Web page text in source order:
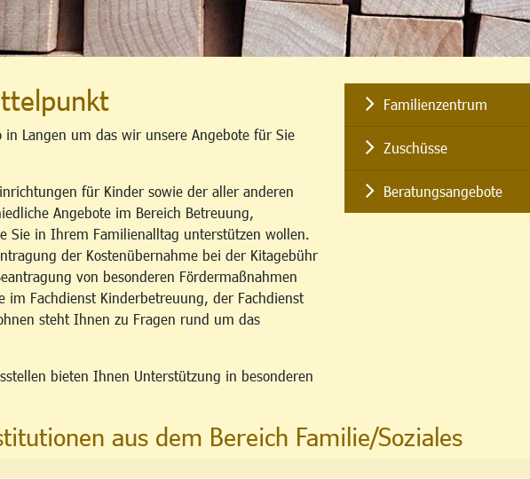
in Langen um das wir unsere Angebote für Sie
für Kinder sowie der aller anderen
Angebote im Bereich Betreuung,
Sie in Ihrem Familienalltag unterstützen wollen.
der Kostenübernahme bei der Kitagebühr
von besonderen Fördermaßnahmen
im Fachdienst Kinderbetreuung, der Fachdienst
steht Ihnen zu Fragen rund um das
bieten Ihnen Unterstützung in besonderen
Familienzentrum
Zuschüsse
Beratungsangebote
aus dem Bereich Familie/Soziales